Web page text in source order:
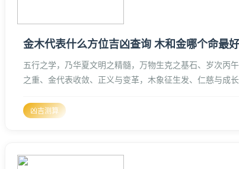
金木代表什么方位吉凶查询 木和金哪个命最好
五行之学，乃华夏文明之精髓，万物生克之基石、岁次丙
之重、金代表收敛、正义与变革，木象征生发、仁慈与成
凶吉测算